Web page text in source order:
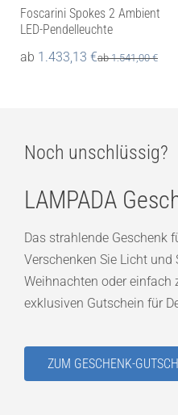
Foscarini Spokes 2 Ambient
LED-Pendelleuchte
ab 1.433,13 €ab1.541,00€
Noch unschlüssig?
LAMPADA
Das strahlende Geschenk
Verschenken Sie Licht
Weihnachten oder einfach
exklusiven Gutschein für
ZUM GESCHENK-